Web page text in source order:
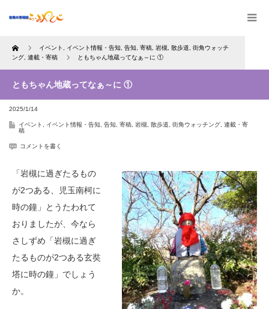
Home イベント イベント情報・告知 告知 寄稿 岩槻 散歩道
街角ウォッチ
ング 連載・寄稿 ともちゃん地蔵ってなぁ～に ①
ともちゃん地蔵ってなぁ～に ①
2025/1/14
イベント イベント情報・告知 告知 寄稿 岩槻 散歩道 街角ウォッチング 連載・寄
稿
コメントを書く
「岩槻に過ぎたるもの
が2つある、児玉南柯に
時の鐘」とうたわれて
おりましたが、今なら
さしずめ「岩槻に過ぎ
たるものが2つある玄奘
塔に時の鐘」でしょう
か。